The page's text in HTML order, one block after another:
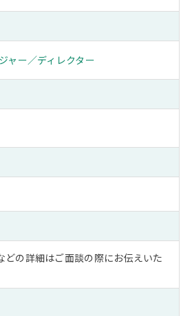
ャー／ディレクター
どの詳細はご面談の際にお伝えいた